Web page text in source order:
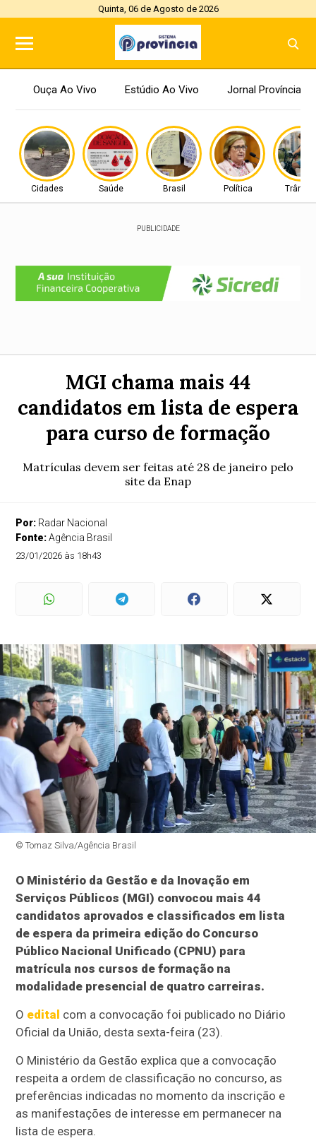
Quinta, 06 de Agosto de 2026
Ouça Ao Vivo Estúdio Ao Vivo Jornal Província
Cidades Saúde Brasil Política
PUBLICIDADE
MGI chama mais 44
candidatos em lista de espera
para curso de formação
Matrículas devem ser feitas até 28 de janeiro pelo
site da Enap
Por: Radar Nacional
Fonte:Agência Brasil
23/01/2026 às 18h43
© Tomaz Silva/Agência Brasil
O Ministério da Gestão e da Inovação em
Serviços Públicos (MGI) convocou mais 44
candidatos aprovados e classificados em lista
de espera da primeira edição do Concurso
Público Nacional Unificado (CPNU) para
matrícula nos cursos de formação na
modalidade presencial de quatro carreiras.
O edital com a convocação foi publicado no Diário
Oficial da União, desta sexta-feira (23).
O Ministério da Gestão explica que a convocação
respeita a ordem de classificação no concurso, as
preferências indicadas no momento da inscrição e
as manifestações de interesse em permanecer na
lista de espera.